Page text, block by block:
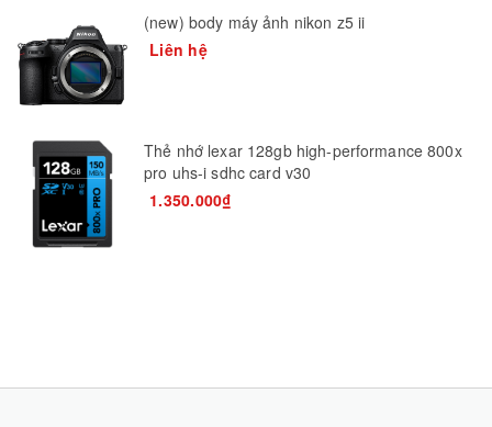
(new) body máy ảnh nikon z5 ii
Liên hệ
Thẻ nhớ lexar 128gb high-performance 800x
pro uhs-i sdhc card v30
1.350.000₫